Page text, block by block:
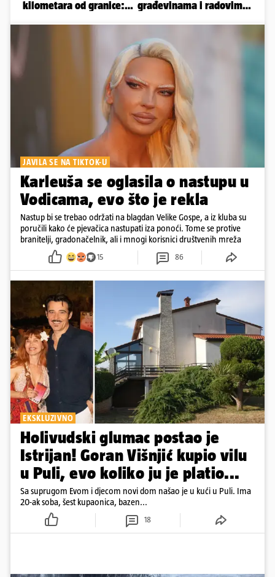
JAVILA SE NA TIKTOK-U
Karleuša se oglasila o nastupu u
Vodicama, evo što je rekla
Nastup bi se trebao održati na blagdan Velike Gospe, a iz kluba su
poručili kako će pjevačica nastupati iza ponoći. Tome se protive
branitelji, gradonačelnik, ali i mnogi korisnici društvenih mreža
15 86
EKSKLUZIVNO
Holivudski glumac postao je
Istrijan! Goran Višnjić kupio vilu
u Puli, evo koliko ju je platio...
Sa suprugom Evom i djecom novi dom našao je u kući u Puli. Ima
20-ak soba, šest kupaonica, bazen...
18